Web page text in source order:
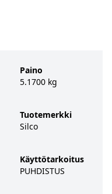
Paino
5.1700 kg
Tuotemerkki
Silco
Käyttötarkoitus
PUHDISTUS